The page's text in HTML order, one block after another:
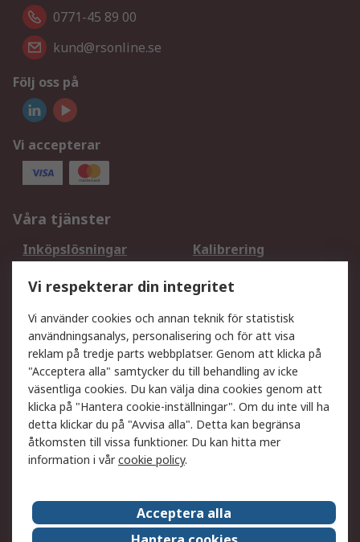
0771-45 89 00
kund@rsonline.se
Följ oss på
Vi accepterar
Våra tjänster
Inköpslösningar
Kalibrering
DesignSpark
Teknisk Support
Ditt lokala säljteam
Exportlösningar
Support
Få hjälp
Retur av varor
Leverans
Spåra din order
Begär en fakturakopi
Fördelar med RS-konto
Betalningsalternativ
Om RS
Försäljningsvillkor
Vi respekterar din integritet
Vi använder cookies och annan teknik för statistisk
användningsanalys, personalisering och för att visa
reklam på tredje parts webbplatser. Genom att klicka på
"Acceptera alla" samtycker du till behandling av icke
väsentliga cookies. Du kan välja dina cookies genom att
klicka på "Hantera cookie-inställningar". Om du inte vill ha
detta klickar du på "Avvisa alla". Detta kan begränsa
åtkomsten till vissa funktioner. Du kan hitta mer
information i vårcookie policy.
Acceptera alla